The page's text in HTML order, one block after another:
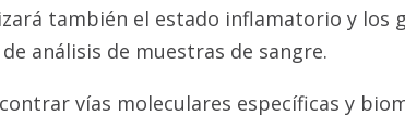
también el estado inflamatorio y los
análisis de muestras de sangre.
vías moleculares específicas y